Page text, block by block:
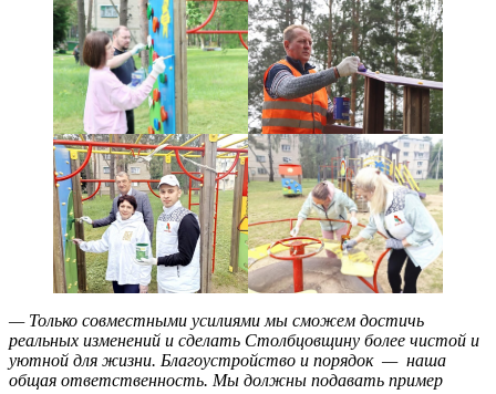
— Только совместными усилиями мы сможем достичь
реальных изменений и сделать Столбцовщину более чистой и
уютной для жизни. Благоустройство и порядок — наша
общая ответственность. Мы должны подавать пример